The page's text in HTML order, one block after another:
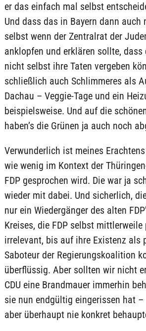
er das einfach mal selbst
Und dass das in Bayern dann auch
selbst wenn der Zentralrat der
anklopfen und erklären sollte, dass
nicht selbst ihre Taten vergeben
schließlich auch Schlimmeres als
Dachau – Veggie-Tage und ein
beispielsweise. Und auf die
haben’s die Grünen ja auch noch
Verwunderlich ist meines
wie wenig im Kontext der
FDP gesprochen wird. Die war ja
wieder mit dabei. Und sicherlich,
nur ein Wiedergänger des alten
Kreises, die FDP selbst
irrelevant, bis auf ihre Existenz als
Saboteur der Regierungskoalition
überflüssig. Aber sollten wir nicht
CDU eine Brandmauer immerhin
sie nun endgültig eingerissen hat –
aber überhaupt nie konkret